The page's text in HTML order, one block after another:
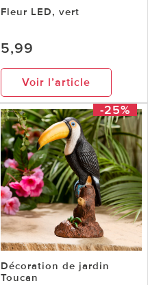
Fleur LED, vert
5,99
Voir l’article
-25%
Décoration de jardin
Toucan